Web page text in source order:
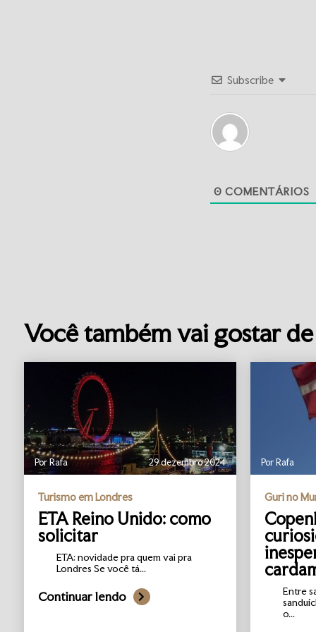
Subscribe
0 COMENTÁRIOS
Você também vai gostar
Por Rafa 29 dezembro 2024
Turismo em Londres
ETA Reino Unido: como
solicitar
ETA: novidade pra quem vai pra
Londres Se você tá...
Continuar lendo
Por Rafa
Guri no
Entre
o...